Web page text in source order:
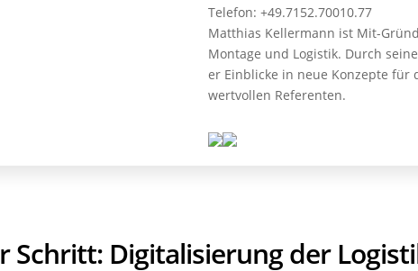
Telefon: +49.7152.70010.77
Matthias Kellermann ist Mit-
Montage und Logistik. Durch
er Einblicke in neue Konzepte
wertvollen Referenten.
Schritt: Digitalisierung der